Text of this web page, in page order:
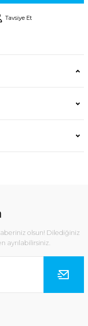
Tavsiye Et
olsun! Dilediğiniz
ayrılabilirsiniz.